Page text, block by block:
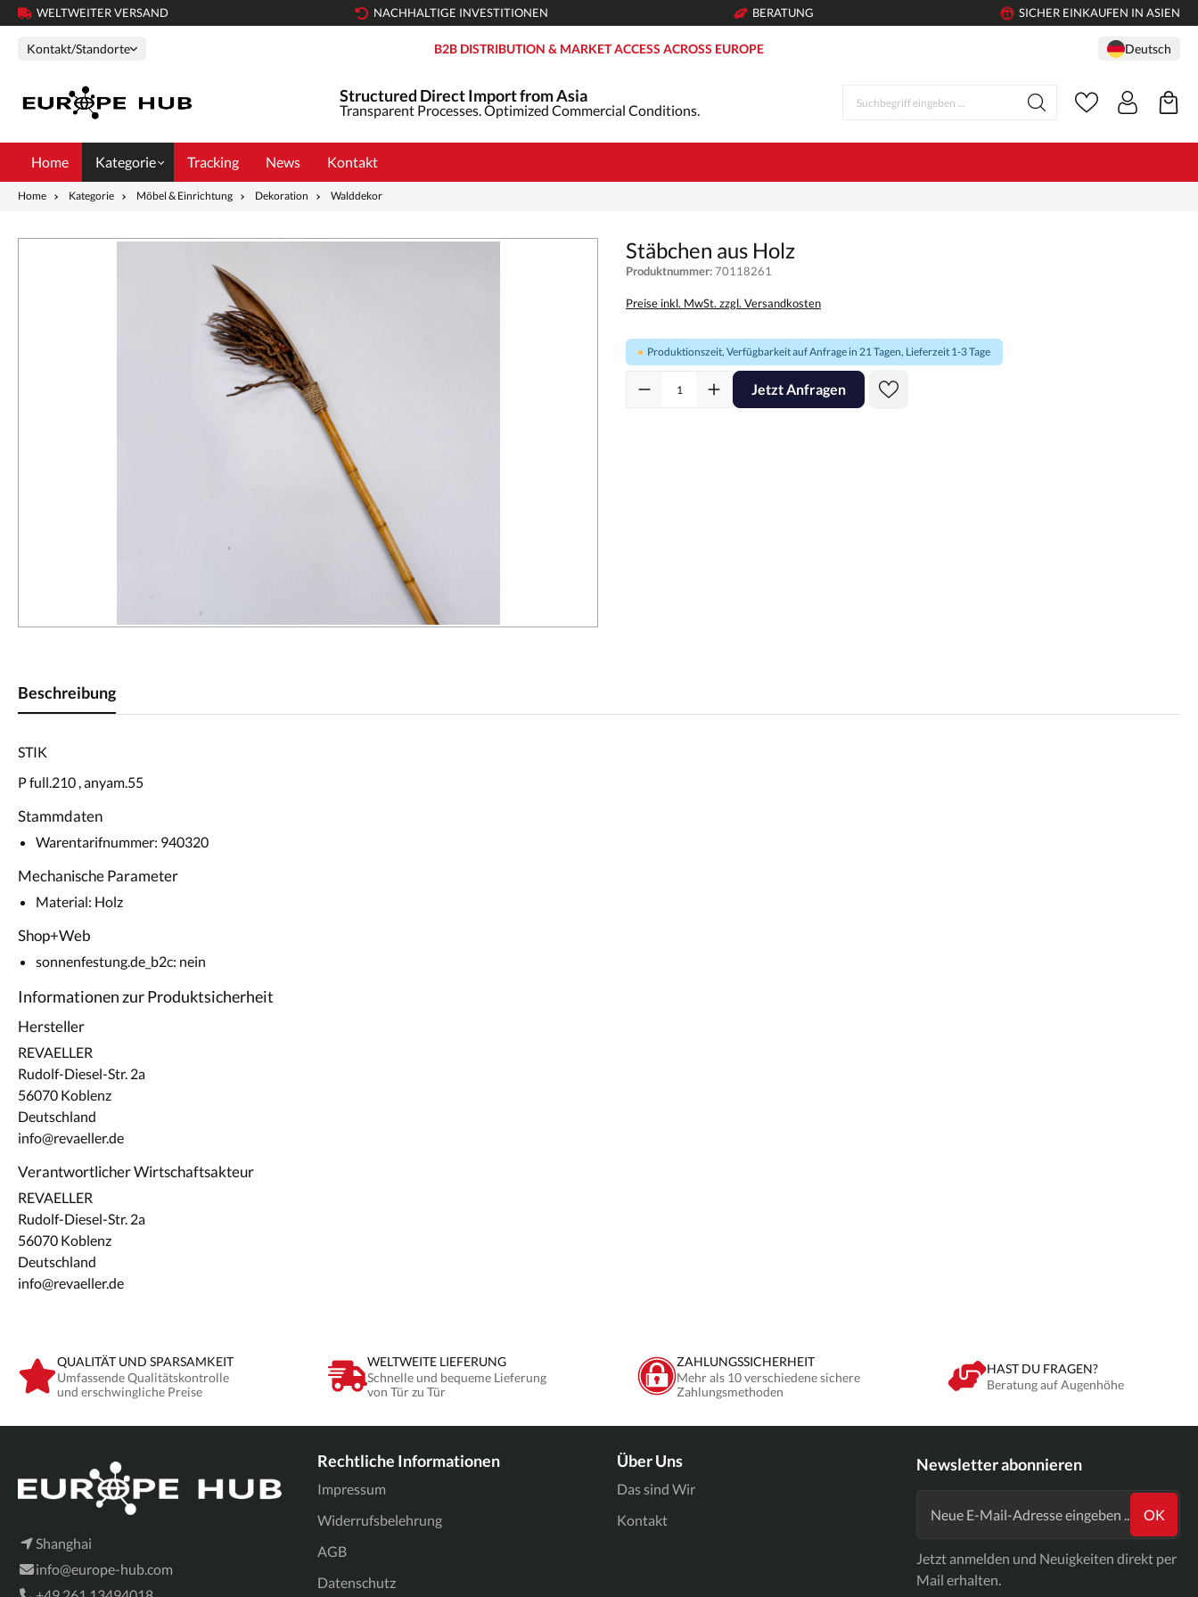
WELTWEITER VERSAND NACHHALTIGE INVESTITIONEN BERATUNG SICHER EINKAUFEN IN ASIEN
Kontakt/Standorte B2B DISTRIBUTION & MARKET ACCESS ACROSS EUROPE Deutsch
Structured Direct Import from Asia
Transparent Processes. Optimized Commercial Conditions.
Home Kategorie Tracking News Kontakt
Home Kategorie Möbel & Einrichtung Dekoration Walddekor
Stäbchen aus Holz
Produktnummer:70118261
Preise inkl. MwSt. zzgl. Versandkosten
Produktionszeit, Verfügbarkeit auf Anfrage in 21 Tagen, Lieferzeit 1-3 Tage
Jetzt Anfragen
Beschreibung
STIK
P full.210 , anyam.55
Stammdaten
Warentarifnummer: 940320
Mechanische Parameter
Material: Holz
Shop+Web
sonnenfestung.de_b2c: nein
Informationen zur Produktsicherheit
Hersteller
REVAELLER
Rudolf-Diesel-Str. 2a
56070 Koblenz
Deutschland
info@revaeller.de
Verantwortlicher Wirtschaftsakteur
REVAELLER
Rudolf-Diesel-Str. 2a
56070 Koblenz
Deutschland
info@revaeller.de
QUALITÄT UND SPARSAMKEIT
Umfassende Qualitätskontrolle
und erschwingliche Preise
WELTWEITE LIEFERUNG
Schnelle und bequeme Lieferung
von Tür zu Tür
ZAHLUNGSSICHERHEIT
Mehr als 10 verschiedene sichere
Zahlungsmethoden
HAST DU FRAGEN?
Beratung auf Augenhöhe
Shanghai
info@europe-hub.com
Rechtliche Informationen
Impressum
Widerrufsbelehrung
AGB
Datenschutz
Über Uns
Das sind Wir
Kontakt
Newsletter abonnieren
OK
Jetzt anmelden und Neuigkeiten direkt per
Mail erhalten.